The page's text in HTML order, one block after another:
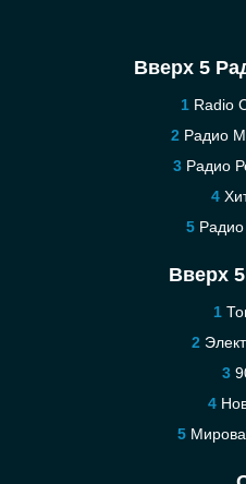
Вверх 5
Radio
Радио
Радио
Вверх